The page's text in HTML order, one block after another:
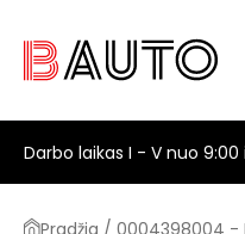
Darbo laikas I - V nuo 9:00
Pradžia / 0004398004 -